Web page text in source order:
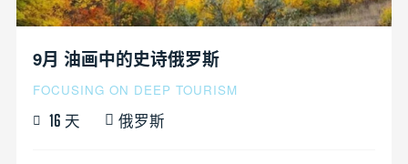
9月 油画中的史诗俄罗斯
FOCUSING ON DEEP TOURISM
16 天 俄罗斯